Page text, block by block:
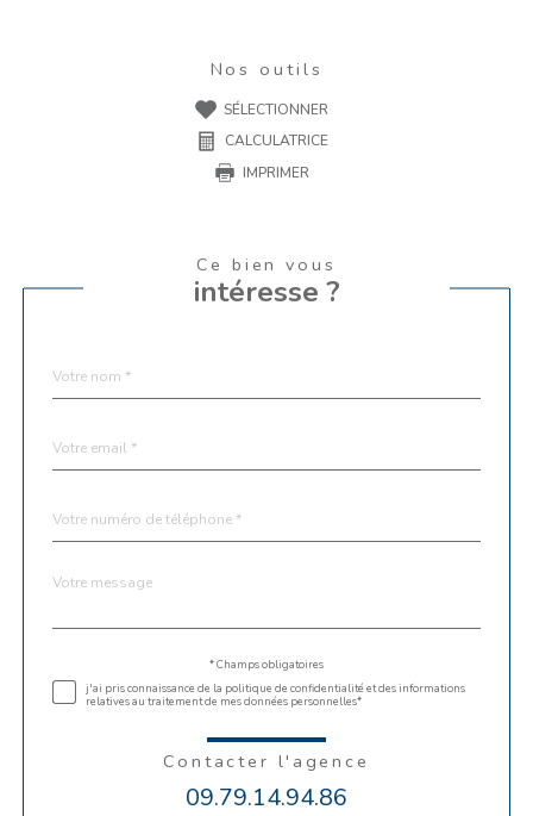
Nos outils
SÉLECTIONNER
CALCULATRICE
IMPRIMER
Ce bien vous
intéresse ?
par
*
*
*
Fieldset
Message
*
* Champs obligatoires
j'ai pris connaissance de la politique de confidentialité et des informations
relatives au traitement de mes données personnelles*
Contacter l'agence
09.79.14.94.86